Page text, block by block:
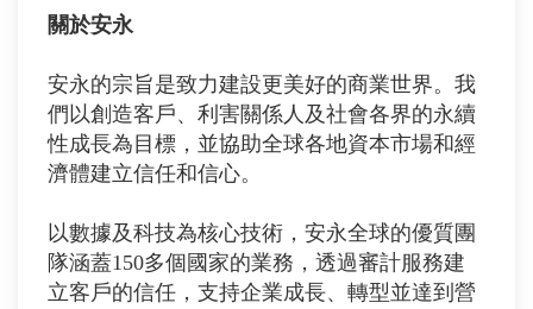
關於安永
安永的宗旨是致力建設更美好的商業世界。我
們以創造客戶、利害關係人及社會各界的永續
性成長為目標，並協助全球各地資本市場和經
濟體建立信任和信心。
以數據及科技為核心技術，安永全球的優質團
隊涵蓋150多個國家的業務，透過審計服務建
立客戶的信任，支持企業成長、轉型並達到營